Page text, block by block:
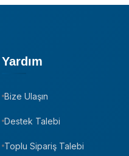
Yardım
Bize Ulaşın
Destek Talebi
Toplu Sipariş Talebi